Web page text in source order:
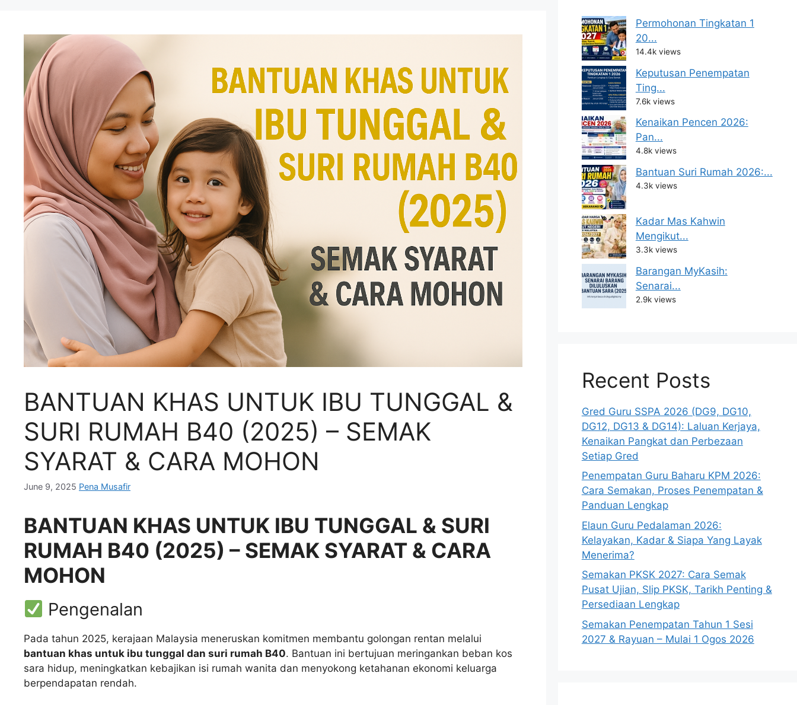
BANTUAN KHAS UNTUK IBU TUNGGAL &
SURI RUMAH B40 (2025) – SEMAK
SYARAT & CARA MOHON
June 9, 2025 Pena Musafir
BANTUAN KHAS UNTUK IBU TUNGGAL & SURI
RUMAH B40 (2025) – SEMAK SYARAT & CARA
MOHON
Pengenalan
Pada tahun 2025, kerajaan Malaysia meneruskan komitmen membantu golongan rentan melalui
bantuan khas untuk ibu tunggal dan suri rumah B40. Bantuan ini bertujuan meringankan beban kos
sara hidup, meningkatkan kebajikan isi rumah wanita dan menyokong ketahanan ekonomi keluarga
berpendapatan rendah.
Permohonan Tingkatan 1
20...
14.4k views
Keputusan Penempatan
Ting...
7.6k views
Kenaikan Pencen 2026:
Pan...
4.8k views
Bantuan Suri Rumah 2026:...
4.3k views
Kadar Mas Kahwin
Mengikut...
3.3k views
Barangan MyKasih:
Senarai...
2.9k views
Recent Posts
Gred Guru SSPA 2026 (DG9, DG10,
DG12, DG13 & DG14): Laluan Kerjaya,
Kenaikan Pangkat dan Perbezaan
Setiap Gred
Penempatan Guru Baharu KPM 2026:
Cara Semakan, Proses Penempatan &
Panduan Lengkap
Elaun Guru Pedalaman 2026:
Kelayakan, Kadar & Siapa Yang Layak
Menerima?
Semakan PKSK 2027: Cara Semak
Pusat Ujian, Slip PKSK, Tarikh Penting &
Persediaan Lengkap
Semakan Penempatan Tahun 1 Sesi
2027 & Rayuan – Mulai 1 Ogos 2026